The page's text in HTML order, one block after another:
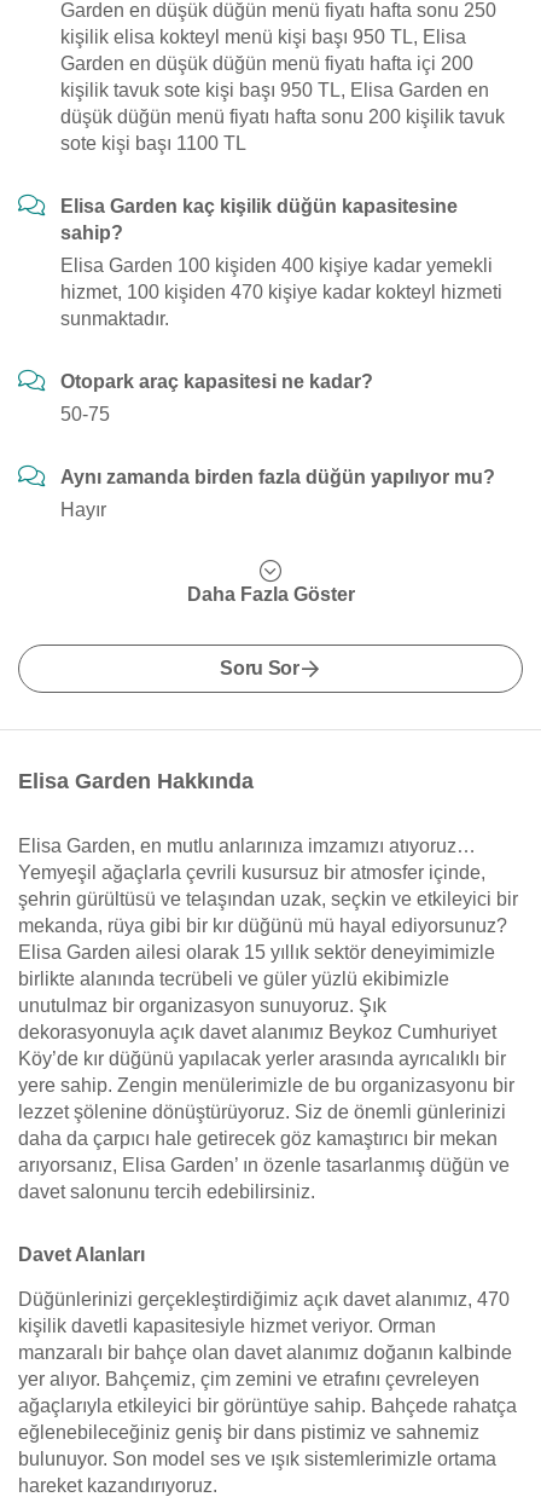
Garden en düşük düğün menü fiyatı hafta sonu 250
kişilik elisa kokteyl menü kişi başı 950 TL, Elisa
Garden en düşük düğün menü fiyatı hafta içi 200
kişilik tavuk sote kişi başı 950 TL, Elisa Garden en
düşük düğün menü fiyatı hafta sonu 200 kişilik tavuk
sote kişi başı 1100 TL
Elisa Garden kaç kişilik düğün kapasitesine
sahip?
Elisa Garden 100 kişiden 400 kişiye kadar yemekli
hizmet, 100 kişiden 470 kişiye kadar kokteyl hizmeti
sunmaktadır.
Otopark araç kapasitesi ne kadar?
50-75
Aynı zamanda birden fazla düğün yapılıyor mu?
Hayır
Daha Fazla Göster
Soru Sor
Elisa Garden Hakkında
Elisa Garden, en mutlu anlarınıza imzamızı atıyoruz…
Yemyeşil ağaçlarla çevrili kusursuz bir atmosfer içinde,
şehrin gürültüsü ve telaşından uzak, seçkin ve etkileyici bir
mekanda, rüya gibi bir kır düğünü mü hayal ediyorsunuz?
Elisa Garden ailesi olarak 15 yıllık sektör deneyimimizle
birlikte alanında tecrübeli ve güler yüzlü ekibimizle
unutulmaz bir organizasyon sunuyoruz. Şık
dekorasyonuyla açık davet alanımız Beykoz Cumhuriyet
Köy’de kır düğünü yapılacak yerler arasında ayrıcalıklı bir
yere sahip. Zengin menülerimizle de bu organizasyonu bir
lezzet şölenine dönüştürüyoruz. Siz de önemli günlerinizi
daha da çarpıcı hale getirecek göz kamaştırıcı bir mekan
arıyorsanız, Elisa Garden’ ın özenle tasarlanmış düğün ve
davet salonunu tercih edebilirsiniz.
Davet Alanları
Düğünlerinizi gerçekleştirdiğimiz açık davet alanımız, 470
kişilik davetli kapasitesiyle hizmet veriyor. Orman
manzaralı bir bahçe olan davet alanımız doğanın kalbinde
yer alıyor. Bahçemiz, çim zemini ve etrafını çevreleyen
ağaçlarıyla etkileyici bir görüntüye sahip. Bahçede rahatça
eğlenebileceğiniz geniş bir dans pistimiz ve sahnemiz
bulunuyor. Son model ses ve ışık sistemlerimizle ortama
hareket kazandırıyoruz.